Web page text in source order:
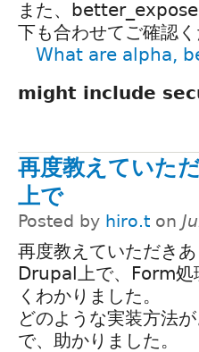
また、
下も合わせてご確認く
What are alpha,
might include
再度教えていた
上で
Posted by hiro.t on
再度教えていただきあ
Drupal上で、Form処
くわかりました。
どのような実装方法
で、助かりました。